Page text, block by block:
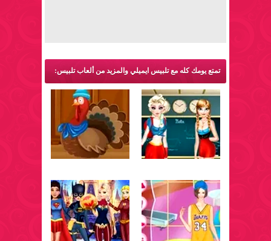
تمتع يومك كله مع تلبيس ايميلي والمزيد من ألعاب تلبيس: